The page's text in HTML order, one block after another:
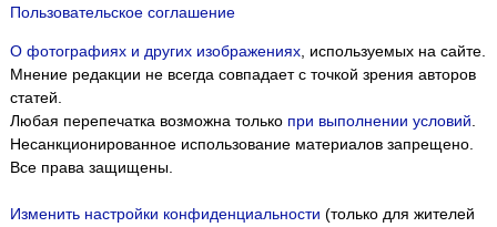
Пользовательское соглашение
О фотографиях и других изображениях, используемых на сайте.
Мнение редакции не всегда совпадает с точкой зрения авторов
статей.
Любая перепечатка возможна только при выполнении условий
Несанкционированное использование материалов запрещено.
Все права защищены.
Изменить настройки конфиденциальности (только для жителей